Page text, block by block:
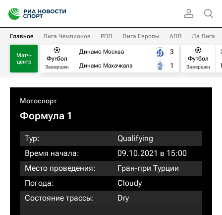
Главное Лига Чемпионов РПЛ Лига Европы АПЛ Ла Лига
Матч-
центр
Футбол
Завершен
Динамо Москва
Динамо Махачкала
3
1
Футбол
Завершен
Мотоспорт
Формула 1
Тур:
Qualifying
Время начала:
09.10.2021 в 15:00
Место проведения:
Гран-при Турции
Погода:
Cloudy
Состояние трассы:
Dry